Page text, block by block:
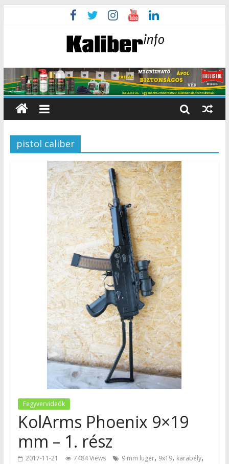
pistol caliber
Fegyvervideók
KolArms Phoenix 9×19
mm – 1. rész
2017-11-21 7484 Views 9 mm luger, 9x19, karabély,